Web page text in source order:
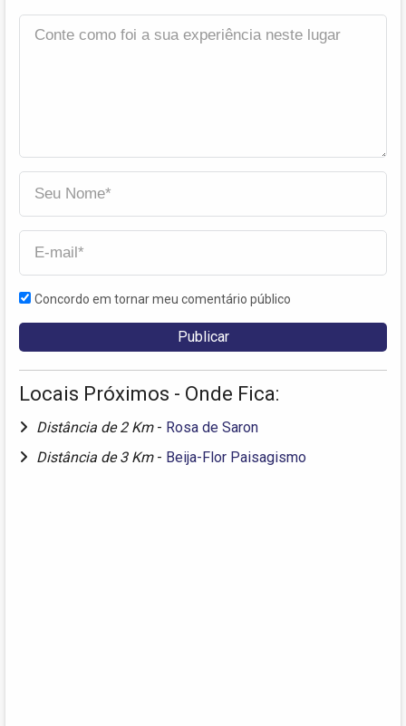
Concordo em tornar meu comentário público
Locais Próximos - Onde Fica:
Distância de 2 Km - Rosa de Saron
Distância de 3 Km - Beija-Flor Paisagismo